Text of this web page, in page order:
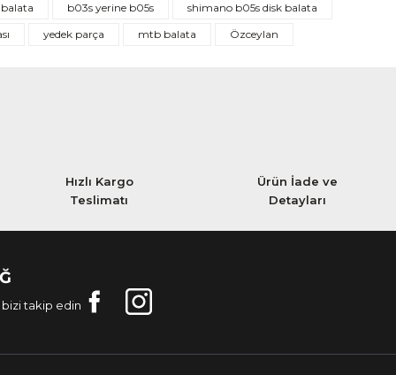
b03s yerine b05s
shimano b05s disk balata
yedek parça mtb balata Özceylan
Hızlı Kargo
Teslimatı
Ürün İade ve
Detayları
takip edin